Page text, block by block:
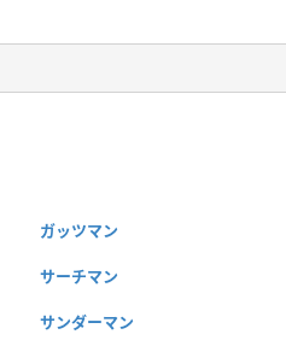
ガッツマン
サーチマン
サンダーマン